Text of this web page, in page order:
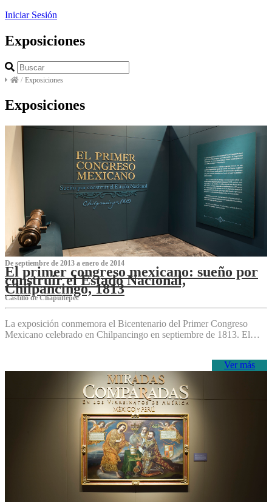
Iniciar Sesión
Exposiciones
/ Exposiciones
Exposiciones
De septiembre de 2013 a enero de 2014
El primer congreso mexicano: sueño por
construir el Estado Nacional,
Chilpancingo, 1813
Castillo de Chapultepec
La exposición conmemora el Bicentenario del Primer Congreso
Mexicano celebrado en Chilpancingo en septiembre de 1813. El…
Ver más